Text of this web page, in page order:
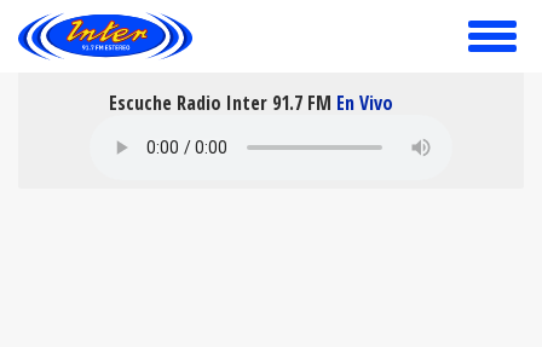
toggle
Escuche Radio Inter 91.7 FM En Vivo